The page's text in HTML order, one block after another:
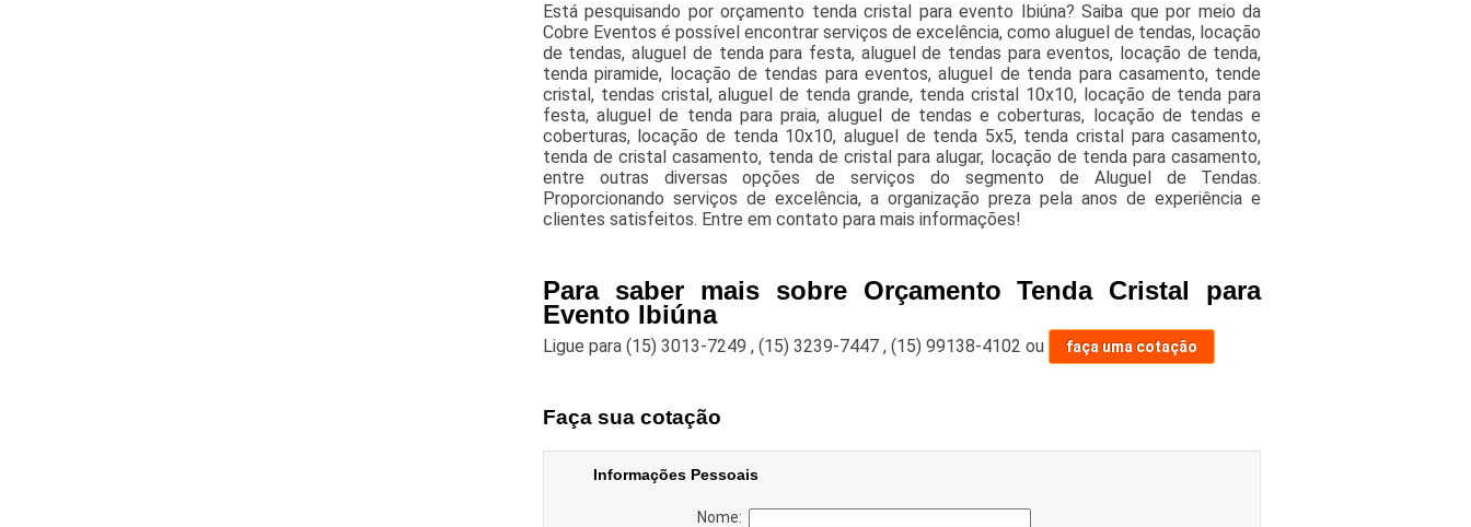
Está pesquisando por orçamento tenda cristal para evento Ibiúna? Saiba que por meio da
Cobre Eventos é possível encontrar serviços de excelência, como aluguel de tendas, locação
de tendas, aluguel de tenda para festa, aluguel de tendas para eventos, locação de tenda,
tenda piramide, locação de tendas para eventos, aluguel de tenda para casamento, tende
cristal, tendas cristal, aluguel de tenda grande, tenda cristal 10x10, locação de tenda para
festa, aluguel de tenda para praia, aluguel de tendas e coberturas, locação de tendas e
coberturas, locação de tenda 10x10, aluguel de tenda 5x5, tenda cristal para casamento,
tenda de cristal casamento, tenda de cristal para alugar, locação de tenda para casamento,
entre outras diversas opções de serviços do segmento de Aluguel de Tendas.
Proporcionando serviços de excelência, a organização preza pela anos de experiência e
clientes satisfeitos. Entre em contato para mais informações!
Para saber mais sobre Orçamento Tenda Cristal para
Evento Ibiúna
Ligue para (15) 3013-7249 , (15) 3239-7447 , (15) 99138-4102 ou faça uma cotação
Faça sua cotação
Informações Pessoais
Nome: